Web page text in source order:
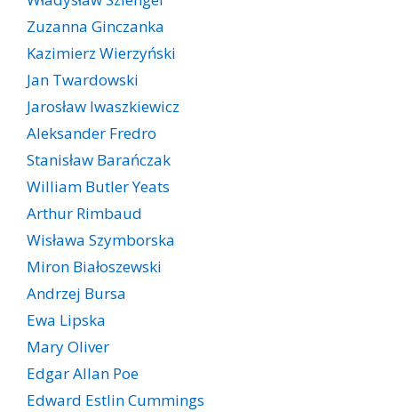
Zuzanna Ginczanka
Kazimierz Wierzyński
Jan Twardowski
Jarosław Iwaszkiewicz
Aleksander Fredro
Stanisław Barańczak
William Butler Yeats
Arthur Rimbaud
Wisława Szymborska
Miron Białoszewski
Andrzej Bursa
Ewa Lipska
Mary Oliver
Edgar Allan Poe
Edward Estlin Cummings